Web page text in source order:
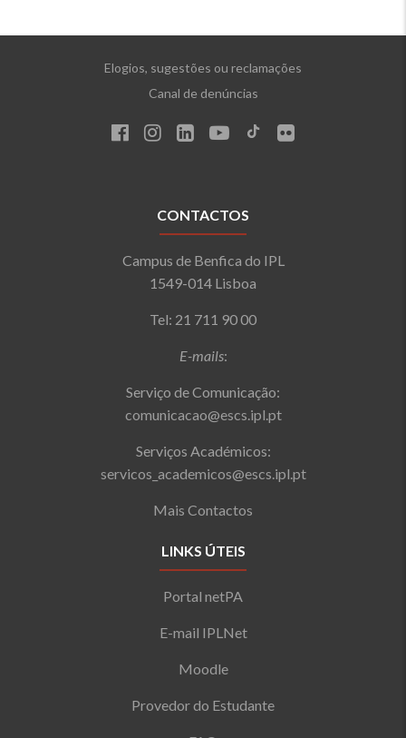
Elogios, sugestões ou reclamações
Canal de denúncias
CONTACTOS
Campus de Benfica do IPL
1549-014 Lisboa
Tel: 21 711 90 00
E-mails:
Serviço de Comunicação:
comunicacao@escs.ipl.pt
Serviços Académicos:
servicos_academicos@escs.ipl.pt
Mais Contactos
LINKS ÚTEIS
Portal netPA
E-mail IPLNet
Moodle
Provedor do Estudante